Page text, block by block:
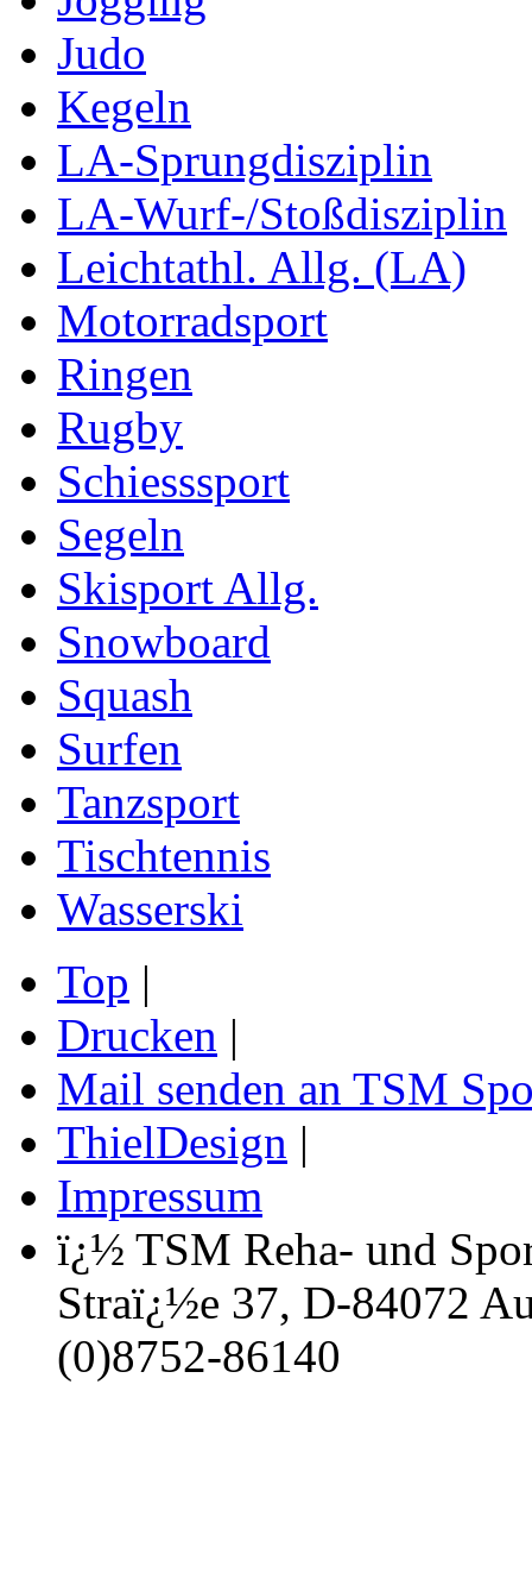
Judo
Kegeln
LA-Sprungdisziplin
LA-Wurf-/Stoßdisziplin
Leichtathl. Allg. (LA)
Motorradsport
Ringen
Rugby
Schiesssport
Segeln
Skisport Allg.
Snowboard
Squash
Surfen
Tanzsport
Tischtennis
Wasserski
Top |
Drucken |
Mail senden an TSM
ThielDesign |
Impressum
ï¿½ TSM Reha- und
Straï¿½e 37, D-84072
(0)8752-86140